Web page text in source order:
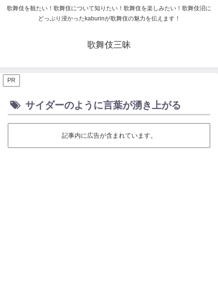
歌舞伎を観たい！歌舞伎について知りたい！歌舞伎を楽しみたい！歌舞伎沼に
どっぷり浸かったkaburinが歌舞伎の魅力を伝えます！
歌舞伎三昧
PR
サイダーのように言葉が湧き上がる
記事内に広告が含まれています。